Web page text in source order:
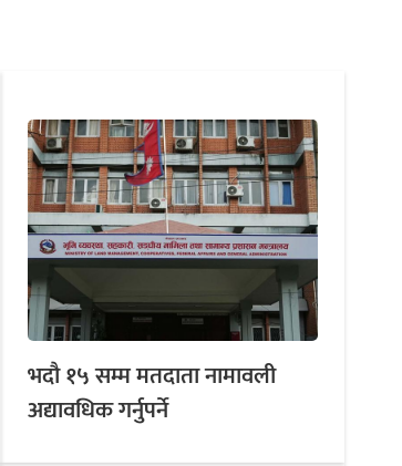
भदौ १५ सम्म मतदाता नामावली
अद्यावधिक गर्नुपर्ने